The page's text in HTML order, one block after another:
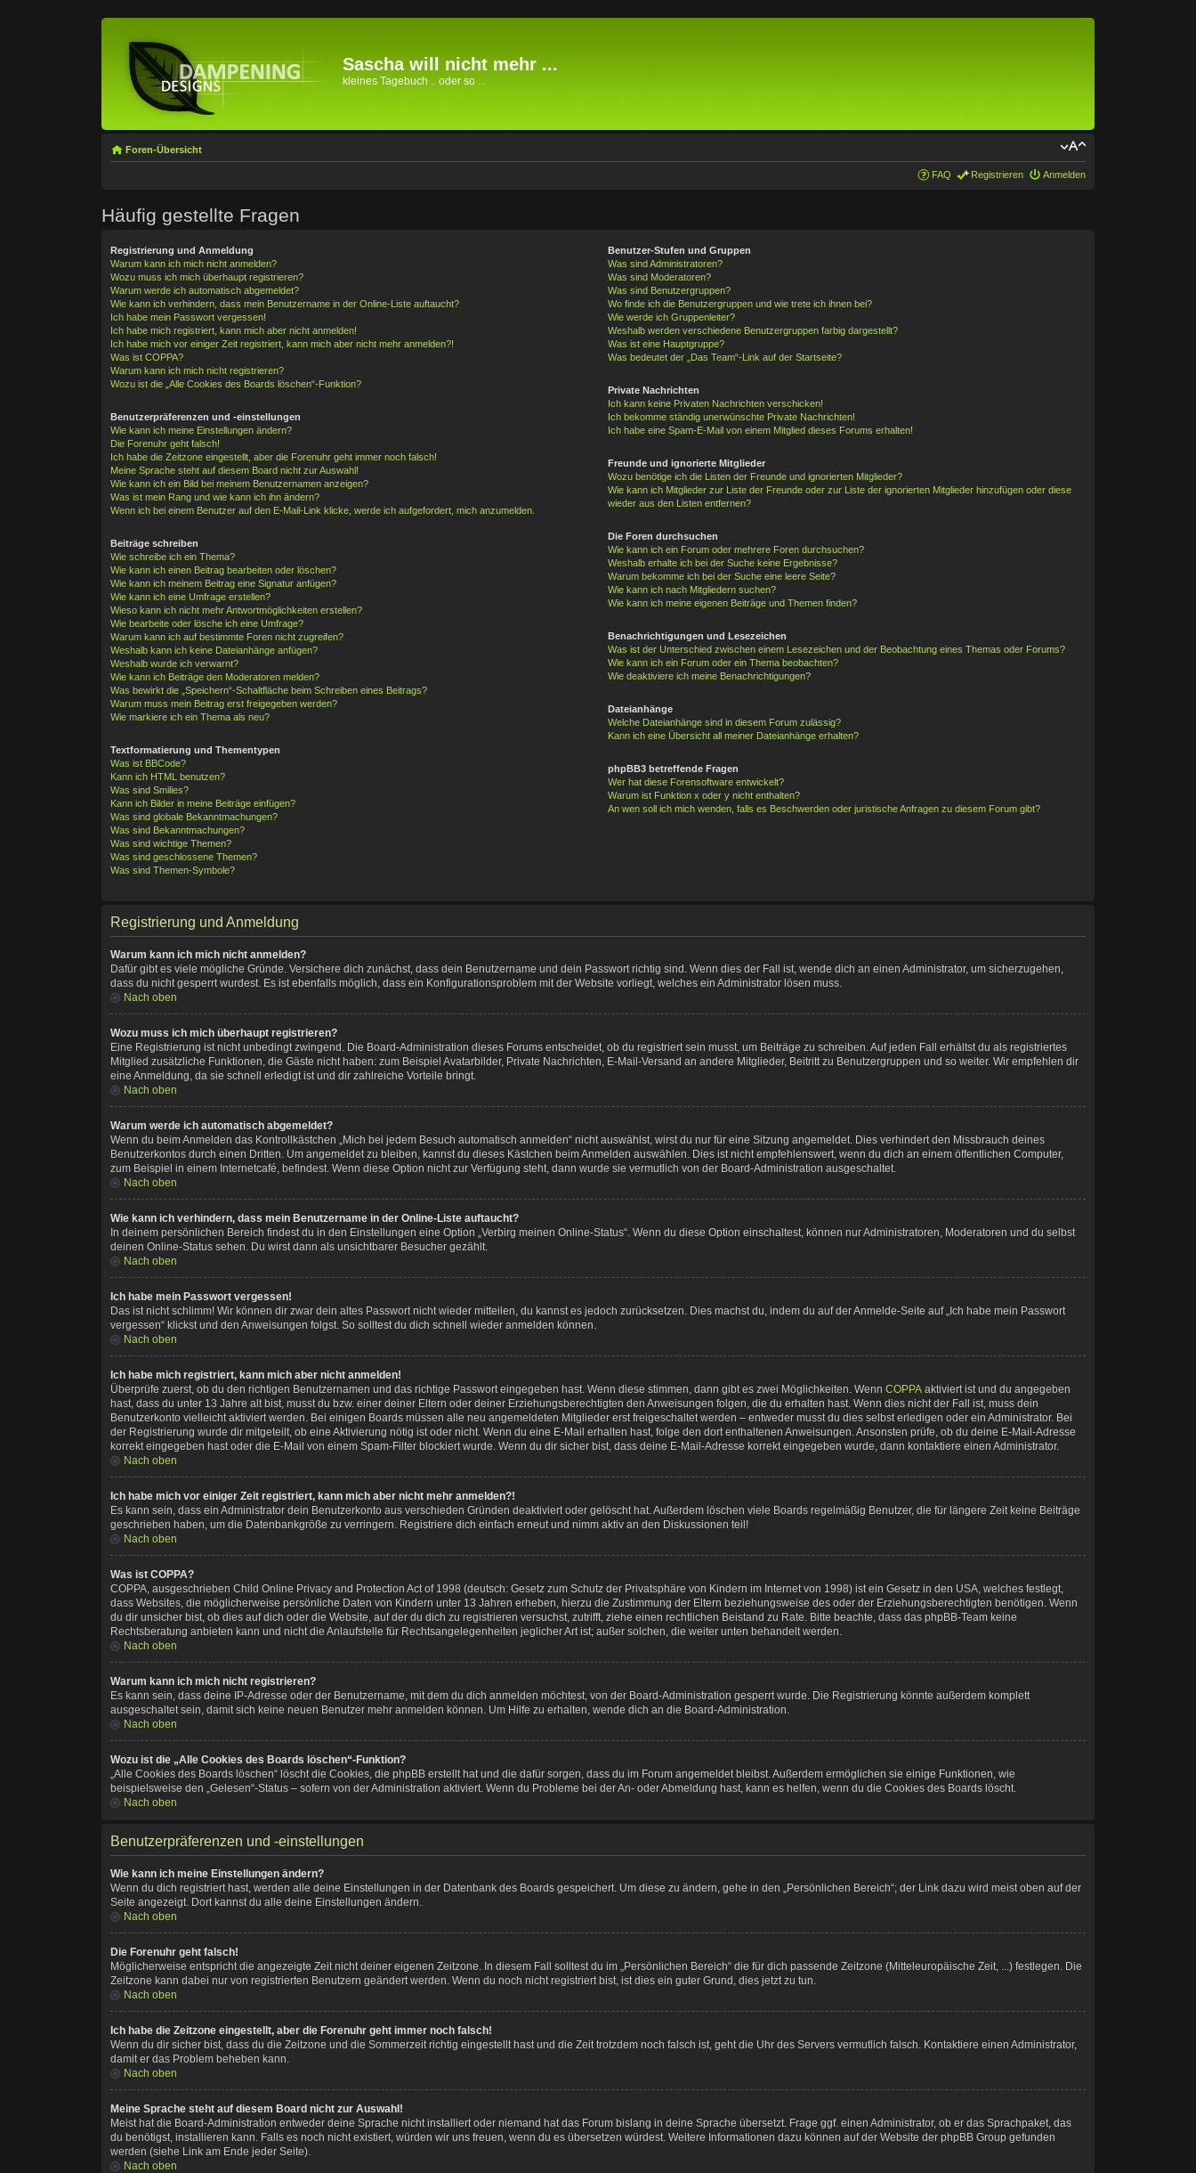
Sascha will nicht mehr ...
kleines Tagebuch .. oder so ...
Foren-Übersicht
FAQ Registrieren Anmelden
Häufig gestellte Fragen
Registrierung und Anmeldung
Warum kann ich mich nicht anmelden?
Wozu muss ich mich überhaupt registrieren?
Warum werde ich automatisch abgemeldet?
Wie kann ich verhindern, dass mein Benutzername in der Online-Liste auftaucht?
Ich habe mein Passwort vergessen!
Ich habe mich registriert, kann mich aber nicht anmelden!
Ich habe mich vor einiger Zeit registriert, kann mich aber nicht mehr anmelden?!
Was ist COPPA?
Warum kann ich mich nicht registrieren?
Wozu ist die „Alle Cookies des Boards löschen“-Funktion?
Benutzerpräferenzen und -einstellungen
Wie kann ich meine Einstellungen ändern?
Die Forenuhr geht falsch!
Ich habe die Zeitzone eingestellt, aber die Forenuhr geht immer noch falsch!
Meine Sprache steht auf diesem Board nicht zur Auswahl!
Wie kann ich ein Bild bei meinem Benutzernamen anzeigen?
Was ist mein Rang und wie kann ich ihn ändern?
Wenn ich bei einem Benutzer auf den E-Mail-Link klicke, werde ich aufgefordert, mich anzumelden.
Beiträge schreiben
Wie schreibe ich ein Thema?
Wie kann ich einen Beitrag bearbeiten oder löschen?
Wie kann ich meinem Beitrag eine Signatur anfügen?
Wie kann ich eine Umfrage erstellen?
Wieso kann ich nicht mehr Antwortmöglichkeiten erstellen?
Wie bearbeite oder lösche ich eine Umfrage?
Warum kann ich auf bestimmte Foren nicht zugreifen?
Weshalb kann ich keine Dateianhänge anfügen?
Weshalb wurde ich verwarnt?
Wie kann ich Beiträge den Moderatoren melden?
Was bewirkt die „Speichern“-Schaltfläche beim Schreiben eines Beitrags?
Warum muss mein Beitrag erst freigegeben werden?
Wie markiere ich ein Thema als neu?
Textformatierung und Thementypen
Was ist BBCode?
Kann ich HTML benutzen?
Was sind Smilies?
Kann ich Bilder in meine Beiträge einfügen?
Was sind globale Bekanntmachungen?
Was sind Bekanntmachungen?
Was sind wichtige Themen?
Was sind geschlossene Themen?
Was sind Themen-Symbole?
Benutzer-Stufen und Gruppen
Was sind Administratoren?
Was sind Moderatoren?
Was sind Benutzergruppen?
Wo finde ich die Benutzergruppen und wie trete ich ihnen bei?
Wie werde ich Gruppenleiter?
Weshalb werden verschiedene Benutzergruppen farbig dargestellt?
Was ist eine Hauptgruppe?
Was bedeutet der „Das Team“-Link auf der Startseite?
Private Nachrichten
Ich kann keine Privaten Nachrichten verschicken!
Ich bekomme ständig unerwünschte Private Nachrichten!
Ich habe eine Spam-E-Mail von einem Mitglied dieses Forums erhalten!
Freunde und ignorierte Mitglieder
Wozu benötige ich die Listen der Freunde und ignorierten Mitglieder?
Wie kann ich Mitglieder zur Liste der Freunde oder zur Liste der ignorierten Mitglieder hinzufügen oder diese
wieder aus den Listen entfernen?
Die Foren durchsuchen
Wie kann ich ein Forum oder mehrere Foren durchsuchen?
Weshalb erhalte ich bei der Suche keine Ergebnisse?
Warum bekomme ich bei der Suche eine leere Seite?
Wie kann ich nach Mitgliedern suchen?
Wie kann ich meine eigenen Beiträge und Themen finden?
Benachrichtigungen und Lesezeichen
Was ist der Unterschied zwischen einem Lesezeichen und der Beobachtung eines Themas oder Forums?
Wie kann ich ein Forum oder ein Thema beobachten?
Wie deaktiviere ich meine Benachrichtigungen?
Dateianhänge
Welche Dateianhänge sind in diesem Forum zulässig?
Kann ich eine Übersicht all meiner Dateianhänge erhalten?
phpBB3 betreffende Fragen
Wer hat diese Forensoftware entwickelt?
Warum ist Funktion x oder y nicht enthalten?
An wen soll ich mich wenden, falls es Beschwerden oder juristische Anfragen zu diesem Forum gibt?
Registrierung und Anmeldung
Warum kann ich mich nicht anmelden?
Dafür gibt es viele mögliche Gründe. Versichere dich zunächst, dass dein Benutzername und dein Passwort richtig sind. Wenn dies der Fall ist, wende dich an einen Administrator, um sicherzugehen,
dass du nicht gesperrt wurdest. Es ist ebenfalls möglich, dass ein Konfigurationsproblem mit der Website vorliegt, welches ein Administrator lösen muss.
Nach oben
Wozu muss ich mich überhaupt registrieren?
Eine Registrierung ist nicht unbedingt zwingend. Die Board-Administration dieses Forums entscheidet, ob du registriert sein musst, um Beiträge zu schreiben. Auf jeden Fall erhältst du als registriertes
Mitglied zusätzliche Funktionen, die Gäste nicht haben: zum Beispiel Avatarbilder, Private Nachrichten, E-Mail-Versand an andere Mitglieder, Beitritt zu Benutzergruppen und so weiter. Wir empfehlen dir
eine Anmeldung, da sie schnell erledigt ist und dir zahlreiche Vorteile bringt.
Nach oben
Warum werde ich automatisch abgemeldet?
Wenn du beim Anmelden das Kontrollkästchen „Mich bei jedem Besuch automatisch anmelden“ nicht auswählst, wirst du nur für eine Sitzung angemeldet. Dies verhindert den Missbrauch deines
Benutzerkontos durch einen Dritten. Um angemeldet zu bleiben, kannst du dieses Kästchen beim Anmelden auswählen. Dies ist nicht empfehlenswert, wenn du dich an einem öffentlichen Computer,
zum Beispiel in einem Internetcafé, befindest. Wenn diese Option nicht zur Verfügung steht, dann wurde sie vermutlich von der Board-Administration ausgeschaltet.
Nach oben
Wie kann ich verhindern, dass mein Benutzername in der Online-Liste auftaucht?
In deinem persönlichen Bereich findest du in den Einstellungen eine Option „Verbirg meinen Online-Status“. Wenn du diese Option einschaltest, können nur Administratoren, Moderatoren und du selbst
deinen Online-Status sehen. Du wirst dann als unsichtbarer Besucher gezählt.
Nach oben
Ich habe mein Passwort vergessen!
Das ist nicht schlimm! Wir können dir zwar dein altes Passwort nicht wieder mitteilen, du kannst es jedoch zurücksetzen. Dies machst du, indem du auf der Anmelde-Seite auf „Ich habe mein Passwort
vergessen“ klickst und den Anweisungen folgst. So solltest du dich schnell wieder anmelden können.
Nach oben
Ich habe mich registriert, kann mich aber nicht anmelden!
Überprüfe zuerst, ob du den richtigen Benutzernamen und das richtige Passwort eingegeben hast. Wenn diese stimmen, dann gibt es zwei Möglichkeiten. WennCOPPA aktiviert ist und du angegeben
hast, dass du unter 13 Jahre alt bist, musst du bzw. einer deiner Eltern oder deiner Erziehungsberechtigten den Anweisungen folgen, die du erhalten hast. Wenn dies nicht der Fall ist, muss dein
Benutzerkonto vielleicht aktiviert werden. Bei einigen Boards müssen alle neu angemeldeten Mitglieder erst freigeschaltet werden – entweder musst du dies selbst erledigen oder ein Administrator. Bei
der Registrierung wurde dir mitgeteilt, ob eine Aktivierung nötig ist oder nicht. Wenn du eine E-Mail erhalten hast, folge den dort enthaltenen Anweisungen. Ansonsten prüfe, ob du deine E-Mail-Adresse
korrekt eingegeben hast oder die E-Mail von einem Spam-Filter blockiert wurde. Wenn du dir sicher bist, dass deine E-Mail-Adresse korrekt eingegeben wurde, dann kontaktiere einen Administrator.
Nach oben
Ich habe mich vor einiger Zeit registriert, kann mich aber nicht mehr anmelden?!
Es kann sein, dass ein Administrator dein Benutzerkonto aus verschieden Gründen deaktiviert oder gelöscht hat. Außerdem löschen viele Boards regelmäßig Benutzer, die für längere Zeit keine Beiträge
geschrieben haben, um die Datenbankgröße zu verringern. Registriere dich einfach erneut und nimm aktiv an den Diskussionen teil!
Nach oben
Was ist COPPA?
COPPA, ausgeschrieben Child Online Privacy and Protection Act of 1998 (deutsch: Gesetz zum Schutz der Privatsphäre von Kindern im Internet von 1998) ist ein Gesetz in den USA, welches festlegt,
dass Websites, die möglicherweise persönliche Daten von Kindern unter 13 Jahren erheben, hierzu die Zustimmung der Eltern beziehungsweise des oder der Erziehungsberechtigten benötigen. Wenn
du dir unsicher bist, ob dies auf dich oder die Website, auf der du dich zu registrieren versuchst, zutrifft, ziehe einen rechtlichen Beistand zu Rate. Bitte beachte, dass das phpBB-Team keine
Rechtsberatung anbieten kann und nicht die Anlaufstelle für Rechtsangelegenheiten jeglicher Art ist; außer solchen, die weiter unten behandelt werden.
Nach oben
Warum kann ich mich nicht registrieren?
Es kann sein, dass deine IP-Adresse oder der Benutzername, mit dem du dich anmelden möchtest, von der Board-Administration gesperrt wurde. Die Registrierung könnte außerdem komplett
ausgeschaltet sein, damit sich keine neuen Benutzer mehr anmelden können. Um Hilfe zu erhalten, wende dich an die Board-Administration.
Nach oben
Wozu ist die „Alle Cookies des Boards löschen“-Funktion?
„Alle Cookies des Boards löschen“ löscht die Cookies, die phpBB erstellt hat und die dafür sorgen, dass du im Forum angemeldet bleibst. Außerdem ermöglichen sie einige Funktionen, wie
beispielsweise den „Gelesen“-Status – sofern von der Administration aktiviert. Wenn du Probleme bei der An- oder Abmeldung hast, kann es helfen, wenn du die Cookies des Boards löscht.
Nach oben
Benutzerpräferenzen und -einstellungen
Wie kann ich meine Einstellungen ändern?
Wenn du dich registriert hast, werden alle deine Einstellungen in der Datenbank des Boards gespeichert. Um diese zu ändern, gehe in den „Persönlichen Bereich“; der Link dazu wird meist oben auf der
Seite angezeigt. Dort kannst du alle deine Einstellungen ändern.
Nach oben
Die Forenuhr geht falsch!
Möglicherweise entspricht die angezeigte Zeit nicht deiner eigenen Zeitzone. In diesem Fall solltest du im „Persönlichen Bereich“ die für dich passende Zeitzone (Mitteleuropäische Zeit, ...) festlegen. Die
Zeitzone kann dabei nur von registrierten Benutzern geändert werden. Wenn du noch nicht registriert bist, ist dies ein guter Grund, dies jetzt zu tun.
Nach oben
Ich habe die Zeitzone eingestellt, aber die Forenuhr geht immer noch falsch!
Wenn du dir sicher bist, dass du die Zeitzone und die Sommerzeit richtig eingestellt hast und die Zeit trotzdem noch falsch ist, geht die Uhr des Servers vermutlich falsch. Kontaktiere einen Administrator,
damit er das Problem beheben kann.
Nach oben
Meine Sprache steht auf diesem Board nicht zur Auswahl!
Meist hat die Board-Administration entweder deine Sprache nicht installiert oder niemand hat das Forum bislang in deine Sprache übersetzt. Frage ggf. einen Administrator, ob er das Sprachpaket, das
du benötigst, installieren kann. Falls es noch nicht existiert, würden wir uns freuen, wenn du es übersetzen würdest. Weitere Informationen dazu können auf der Website der phpBB Group gefunden
werden (siehe Link am Ende jeder Seite).
Nach oben